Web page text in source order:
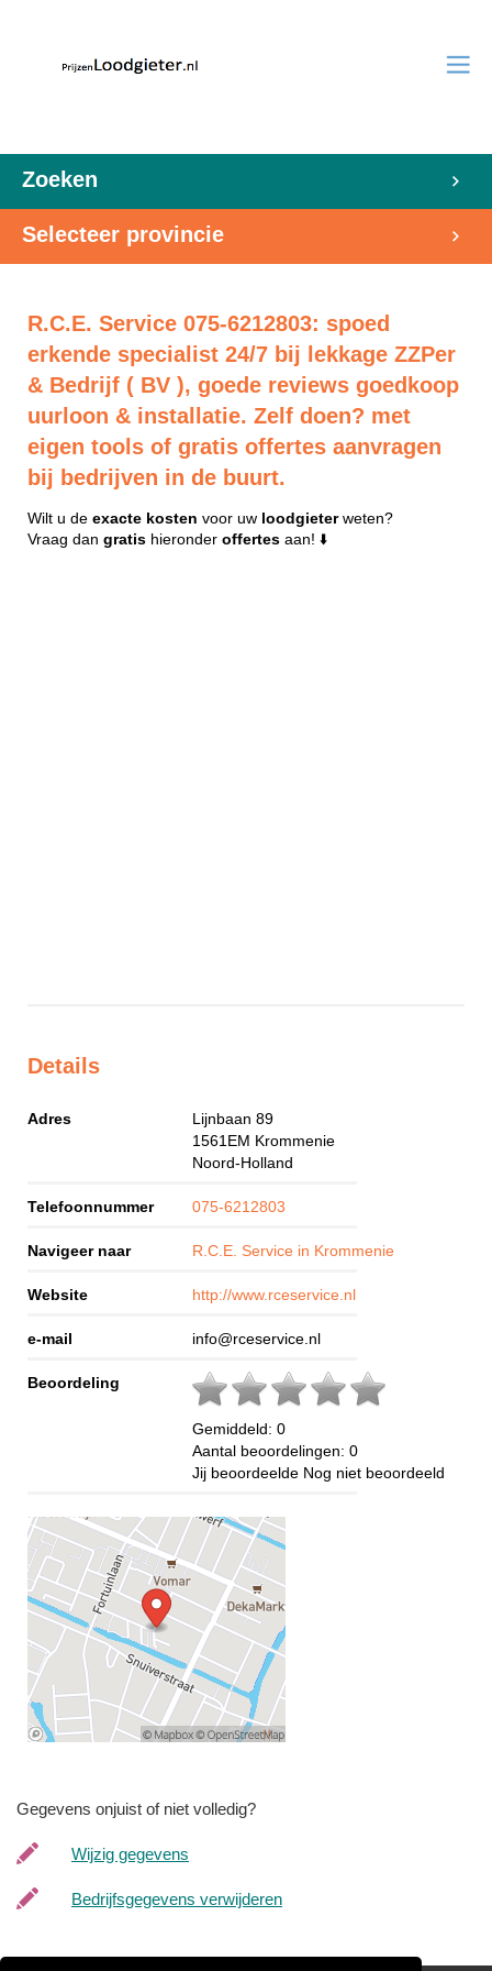
Zoeken
Selecteer provincie
R.C.E. Service 075-6212803: spoed
erkende specialist 24/7 bij lekkage ZZPer
& Bedrijf ( BV ), goede reviews goedkoop
uurloon & installatie. Zelf doen? met
eigen tools of gratis offertes aanvragen
bij bedrijven in de buurt.
Wilt u de exacte kosten voor uw loodgieterweten?
Vraag dan gratis hieronder offertes aan! ⬇️
Details
Adres
Lijnbaan 89
1561EM Krommenie
Noord-Holland
Telefoonnummer 075-6212803
Navigeer naar R.C.E. Service in Krommenie
Website http://www.rceservice.nl
e-mail info@rceservice.nl
Beoordeling
Gemiddeld: 0
Aantal beoordelingen: 0
Jij beoordeelde Nog niet beoordeeld
Gegevens onjuist of niet volledig?
Wijzig gegevens
Bedrijfsgegevens verwijderen